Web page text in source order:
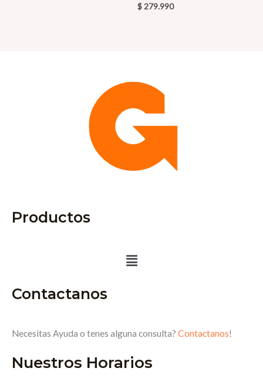
$279.990
Productos
Menú
Contactanos
Necesitas Ayuda o tenes alguna consulta? Contactanos!
Nuestros Horarios